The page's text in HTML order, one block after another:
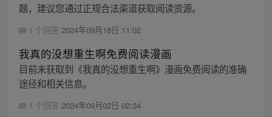
题，建议您通过正规合法渠道获取阅读资源。
1 个回答 2024年09月18日 11:02
我真的没想重生啊免费阅读漫画
目前未获取到《我真的没想重生啊》漫画免费阅读的准确
途径和相关信息。
1 个回答 2024年09月02日 02:34